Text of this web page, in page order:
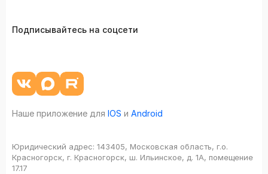
Подписывайтесь на соцсети
Наше приложение для IOS и Android
Юридический адрес: 143405, Московская область, г.о.
Красногорск, г. Красногорск, ш. Ильинское, д. 1А, помещение
17.17